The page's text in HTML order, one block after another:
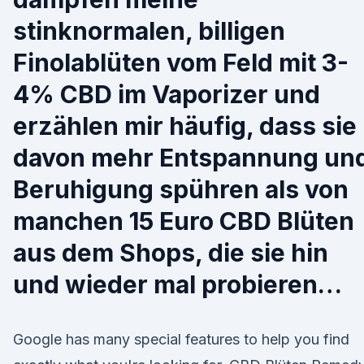
stinknormalen, billigen
Finolablüten vom Feld mit 3-
4% CBD im Vaporizer und
erzählen mir häufig, dass sie
davon mehr Entspannung
Beruhigung spühren als von
manchen 15 Euro CBD Blüten
aus dem Shops, die sie hin
und wieder mal probieren…
Google has many special features to help you find